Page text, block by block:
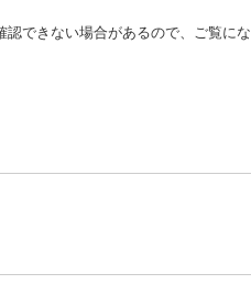
できない場合があるので、ご覧にな